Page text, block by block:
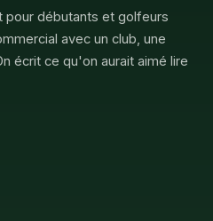
pour débutants et golfeurs
avec un club, une
écrit ce qu'on aurait aimé lire